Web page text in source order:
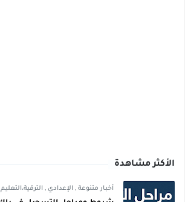
الأكثر مشاهدة
أخبار متنوعة , الإعدادي , الترقية،التعليم